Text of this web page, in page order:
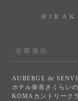
-近隣施設
AUBERGE de
ホテル奈良さくらい
KOMAカントリーク